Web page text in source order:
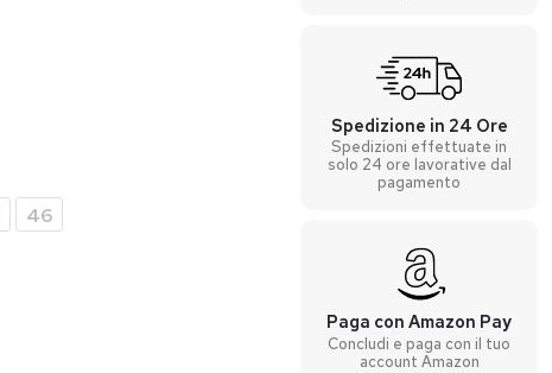
46
Spedizione in 24 Ore
Spedizioni effettuate in
solo 24 ore lavorative dal
pagamento
Paga con Amazon Pay
Concludi e paga con il tuo
account Amazon